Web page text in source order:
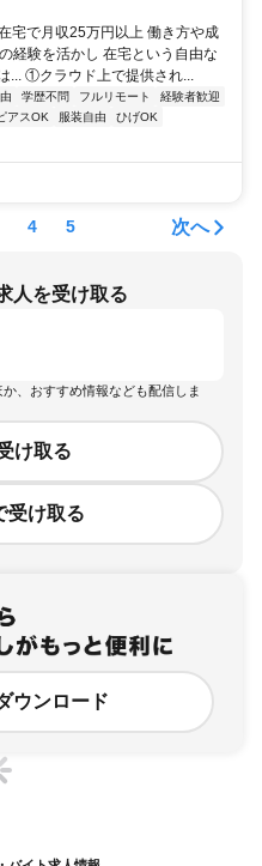
宅で月収25万円以上 働き方や成
経験を活かし 在宅という自由な
... ①クラウド上で提供され...
学歴不問 フルリモート
経験者歓迎
アスOK 服装自由
ひげOK
4 5 次へ
人を受け取る
、おすすめ情報なども配信しま
け取る
受け取る
ウンロード